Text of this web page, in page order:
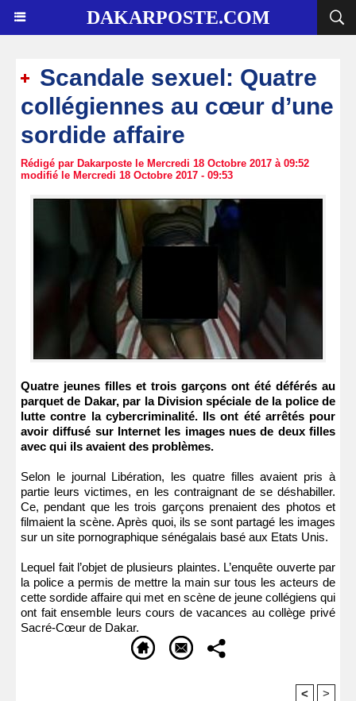
DAKARPOSTE.COM
Scandale sexuel: Quatre
collégiennes au cœur d’une
sordide affaire
Rédigé par Dakarposte le Mercredi 18 Octobre 2017 à 09:52
modifié le Mercredi 18 Octobre 2017 - 09:53
Quatre jeunes filles et trois garçons ont été déférés au
parquet de Dakar, par la Division spéciale de la police de
lutte contre la cybercriminalité. Ils ont été arrêtés pour
avoir diffusé sur Internet les images nues de deux filles
avec qui ils avaient des problèmes.
Selon le journal Libération, les quatre filles avaient pris à
partie leurs victimes, en les contraignant de se déshabiller.
Ce, pendant que les trois garçons prenaient des photos et
filmaient la scène. Après quoi, ils se sont partagé les images
sur un site pornographique sénégalais basé aux Etats Unis.
Lequel fait l’objet de plusieurs plaintes. L’enquête ouverte par
la police a permis de mettre la main sur tous les acteurs de
cette sordide affaire qui met en scène de jeune collégiens qui
ont fait ensemble leurs cours de vacances au collège privé
Sacré-Cœur de Dakar.
< >